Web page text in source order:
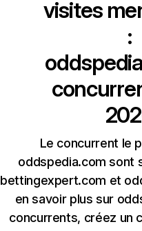
visites
:
Le concurrent le
oddspedia.com sont
bettingexpert.com et
en savoir plus sur
concurrents, créez un